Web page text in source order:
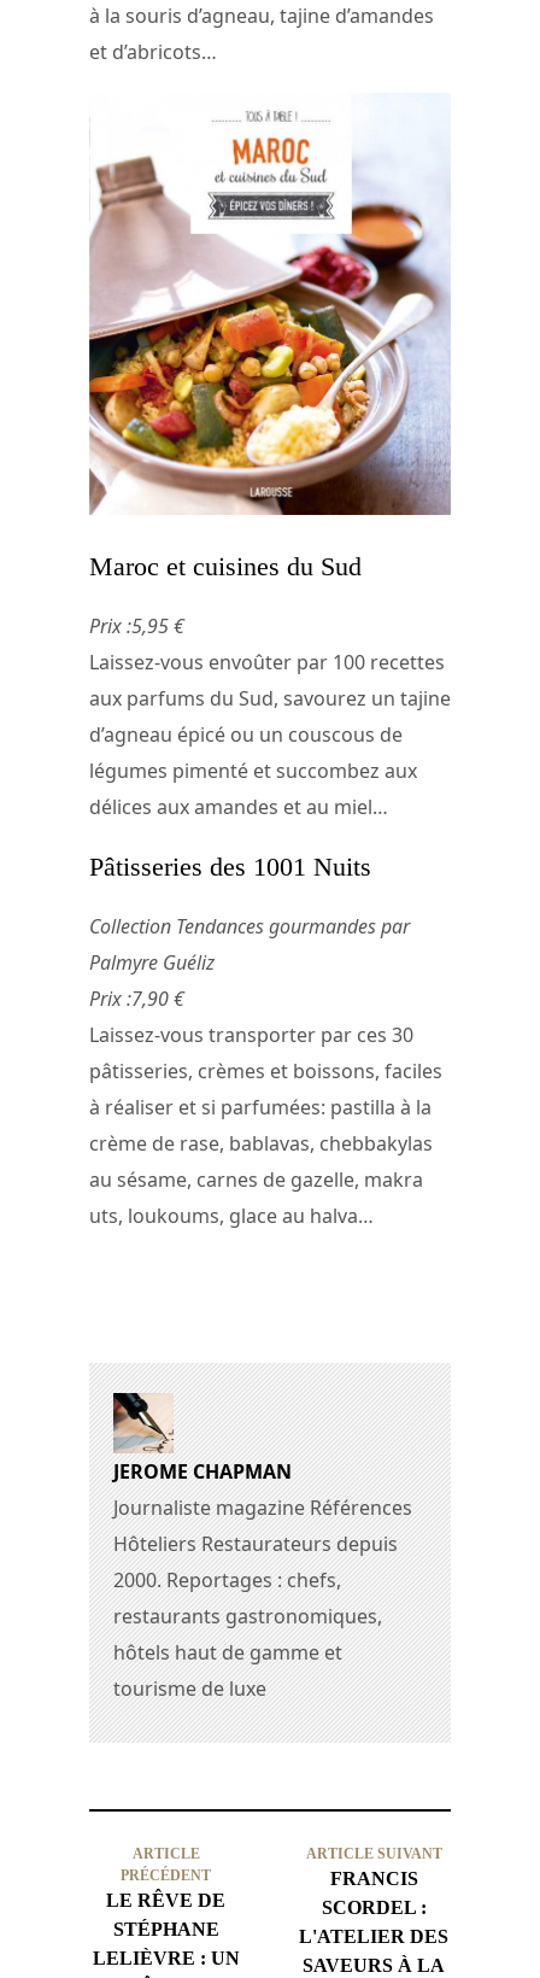
à la souris d’agneau, tajine d’amandes
et d’abricots…
Maroc et cuisines du Sud
Prix :5,95 €
Laissez-vous envoûter par 100 recettes
aux parfums du Sud, savourez un tajine
d’agneau épicé ou un couscous de
légumes pimenté et succombez aux
délices aux amandes et au miel…
Pâtisseries des 1001 Nuits
Collection Tendances gourmandes par
Palmyre Guéliz
Prix :7,90 €
Laissez-vous transporter par ces 30
pâtisseries, crèmes et boissons, faciles
à réaliser et si parfumées: pastilla à la
crème de rase, bablavas, chebbakylas
au sésame, carnes de gazelle, makra
uts, loukoums, glace au halva…
JEROME CHAPMAN
Journaliste magazine Références
Hôteliers Restaurateurs depuis
2000. Reportages : chefs,
restaurants gastronomiques,
hôtels haut de gamme et
tourisme de luxe
ARTICLE
PRÉCÉDENT
LE RÊVE DE
STÉPHANE
LELIÈVRE : UN
ARTICLE SUIVANT
FRANCIS
SCORDEL :
L'ATELIER DES
SAVEURS À LA